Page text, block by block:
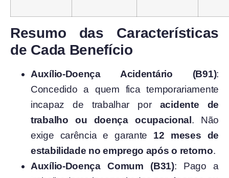
Resumo das Características
de Cada Benefício
Auxílio-Doença Acidentário (B91):
Concedido a quem fica temporariamente
incapaz de trabalhar por acidente de
trabalho ou doença ocupacional . Não
exige carência e garante 12 meses de
estabilidade no emprego após o retorno.
Auxílio-Doença Comum (B31): Pago a